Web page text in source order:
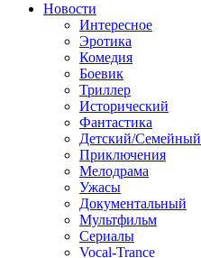
Новости
Интересное
Эротика
Комедия
Боевик
Триллер
Исторический
Фантастика
Детский/Семейный
Приключения
Мелодрама
Ужасы
Документальный
Мультфильм
Сериалы
Vocal-Trance